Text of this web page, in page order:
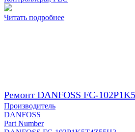
Читать подробнее
Ремонт DANFOSS FC-
Производитель
DANFOSS
Part Number